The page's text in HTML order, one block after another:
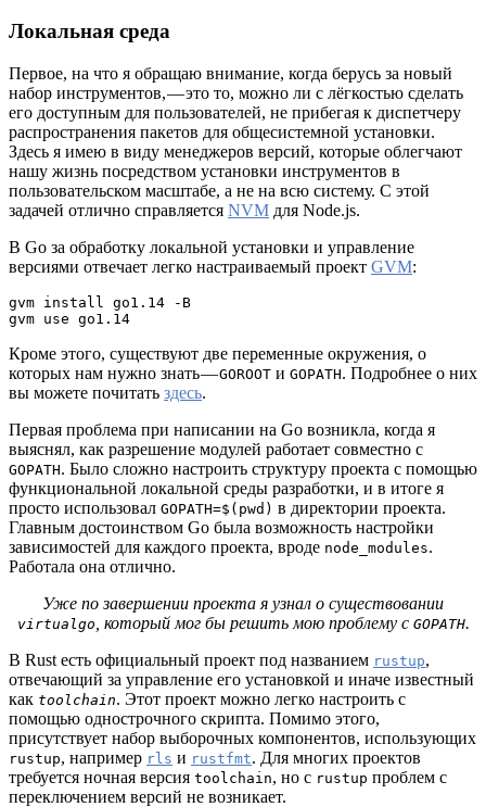
Локальная среда
Первое, на что я обращаю внимание, когда берусь за новый
набор инструментов, — это то, можно ли с лёгкостью сделать
его доступным для пользователей, не прибегая к диспетчеру
распространения пакетов для общесистемной установки.
Здесь я имею в виду менеджеров версий, которые облегчают
нашу жизнь посредством установки инструментов в
пользовательском масштабе, а не на всю систему. С этой
задачей отлично справляется NVM для Node.js.
В Go за обработку локальной установки и управление
версиями отвечает легко настраиваемый проект GVM:
gvm install go1.14 -B
gvm use go1.14
Кроме этого, существуют две переменные окружения, о
которых нам нужно знать —GOROOT и GOPATH. Подробнее о них
вы можете почитать здесь.
Первая проблема при написании на Go возникла, когда я
выяснял, как разрешение модулей работает совместно с
GOPATH. Было сложно настроить структуру проекта с помощью
функциональной локальной среды разработки, и в итоге я
просто использовал GOPATH=$(pwd) в директории проекта.
Главным достоинством Go была возможность настройки
зависимостей для каждого проекта, вроде node_modules.
Работала она отлично.
Уже по завершении проекта я узнал о существовании
virtualgo , который мог бы решить мою проблему с GOPATH.
В Rust есть официальный проект под названием rustup,
отвечающий за управление его установкой и иначе известный
как toolchain. Этот проект можно легко настроить с
помощью однострочного скрипта. Помимо этого,
присутствует набор выборочных компонентов, использующих
rustup, например rls и rustfmt. Для многих проектов
требуется ночная версия toolchain, но с rustup проблем с
переключением версий не возникает.